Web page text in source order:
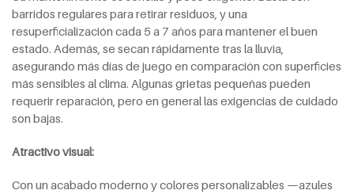
barridos regulares para retirar residuos, y una
resuperficialización cada 5 a 7 años para mantener el buen
estado. Además, se secan rápidamente tras la lluvia,
asegurando más días de juego en comparación con superficies
más sensibles al clima. Algunas grietas pequeñas pueden
requerir reparación, pero en general las exigencias de cuidado
son bajas.
Atractivo visual:
Con un acabado moderno y colores personalizables —azules